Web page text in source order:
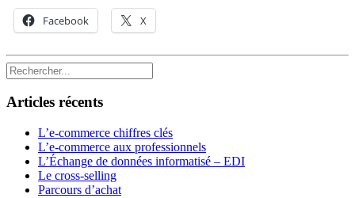
Facebook X
Articles récents
L’e-commerce chiffres clés
L’e-commerce aux professionnels
L’Échange de données informatisé – EDI
Le cross-selling
Parcours d’achat